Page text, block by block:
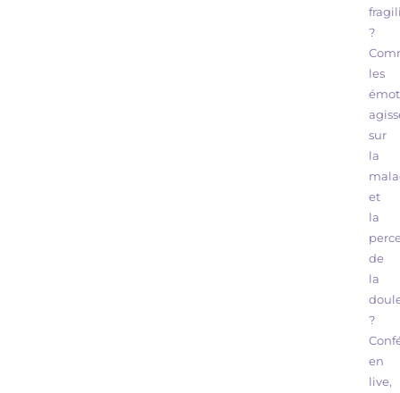
?
les
sur
la
et
la
de
la
?
en
live,